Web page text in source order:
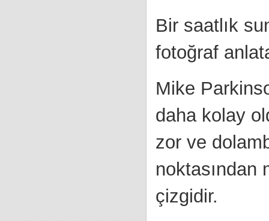
Bir saatlık
fotoğraf
Mike
daha kolay
zor ve
noktasından
çizgidir.